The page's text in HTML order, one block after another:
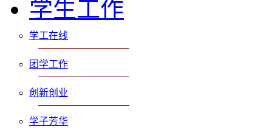
学生工作
学工在线
团学工作
创新创业
学子芳华